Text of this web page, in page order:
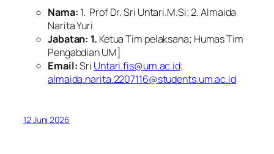
Nama: 1. Prof Dr. Sri Untari.M.Si; 2. Almaida
Narita Yuri
Jabatan: 1. Ketua Tim pelaksana; Humas Tim
Pengabdian UM]
Email:Sri Untari.fis@um.ac.id;
almaida.narita.2207116@students.um.ac.id
12 Juni 2026